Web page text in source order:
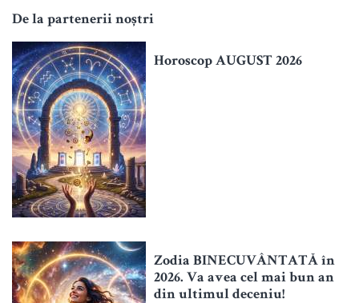
De la partenerii noștri
Horoscop AUGUST 2026
Zodia BINECUVÂNTATĂ în
2026. Va avea cel mai bun an
din ultimul deceniu!